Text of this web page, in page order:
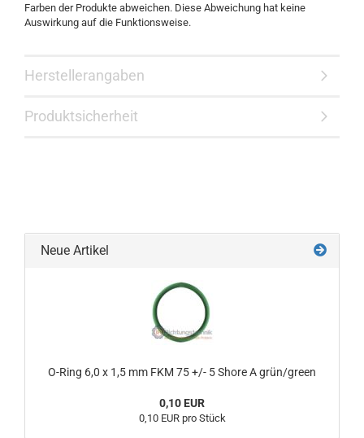
Farben der Produkte abweichen. Diese Abweichung hat keine
Auswirkung auf die Funktionsweise.
Herstellerangaben
Produktsicherheit
Neue Artikel
O-Ring 6,0 x 1,5 mm FKM 75 +/- 5 Shore A grün/green
0,10 EUR
0,10 EUR pro Stück